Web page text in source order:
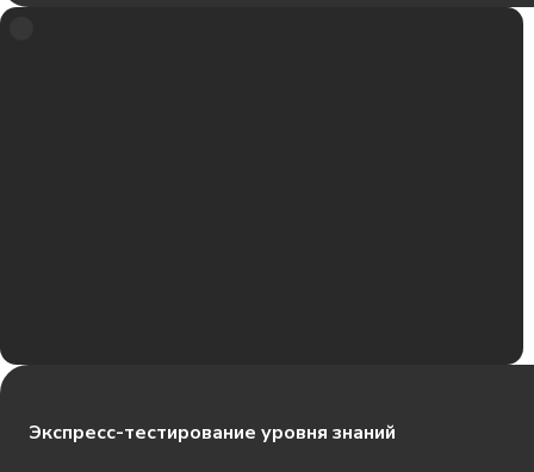
Экспресс-тестирование уровня знаний